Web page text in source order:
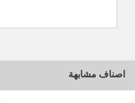
اصناف مشابهة